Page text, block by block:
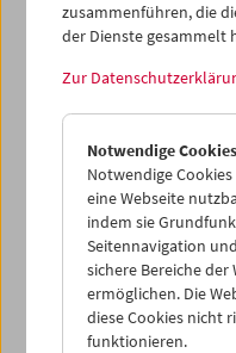
Leer
Ticketpreise: Mitglieder
EUR 10,50
Nach Registrierung unter
Ihre Mitgliedschaft und
Ermäßigte Tickets,
können online nur
ausschließlich an der
Weitere Informationen
zusammenführen, die
der Dienste gesammelt
Zur
Notwendige Cookies
Notwendige
eine Webseite
indem sie
Seitennavigation
sichere Bereiche der
ermöglichen. Die
diese Cookies nicht
funktionieren.